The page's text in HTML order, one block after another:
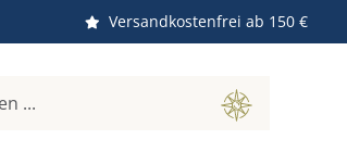
Versandkostenfrei ab 150 €